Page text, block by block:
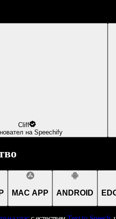
Cliff
на Speechify
MAC APP ANDROID